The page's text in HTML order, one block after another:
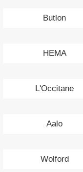
Butlon
HEMA
L'Occitane
Aalo
Wolford